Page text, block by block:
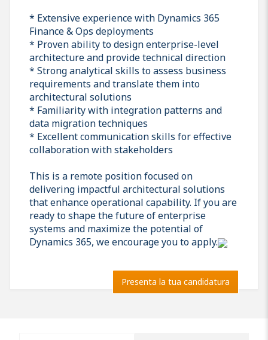
* Extensive experience with Dynamics 365
Finance & Ops deployments
* Proven ability to design enterprise-level
architecture and provide technical direction
* Strong analytical skills to assess business
requirements and translate them into
architectural solutions
* Familiarity with integration patterns and
data migration techniques
* Excellent communication skills for effective
collaboration with stakeholders
This is a remote position focused on
delivering impactful architectural solutions
that enhance operational capability. If you are
ready to shape the future of enterprise
systems and maximize the potential of
Dynamics 365, we encourage you to apply.
Presenta la tua candidatura